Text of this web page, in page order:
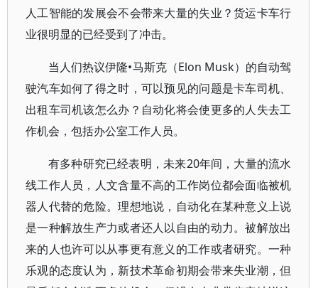
人工智能的发展会不会带来大量的失业？货运卡车行
业很明显的已经受到了冲击。
当人们热议伊隆•马斯克（Elon Musk）的自动驾
驶汽车如何了得之时，可以预见的问题是卡车司机、
出租车司机该怎么办？自动化将会使更多的人失去工
作机会，包括办公室工作人员。
有多种研究已经表明，未来20年间，大量的流水
线工作人员，人文含量不高的工作岗位都会面临被机
器人代替的危险。理想地说，自动化在某种意义上说
是一种解放生产力或者还人以自由的动力。被解放出
来的人也许可以从事更有意义的工作或者研究。一种
乐观的态度认为，新技术革命初期会带来失业潮，但